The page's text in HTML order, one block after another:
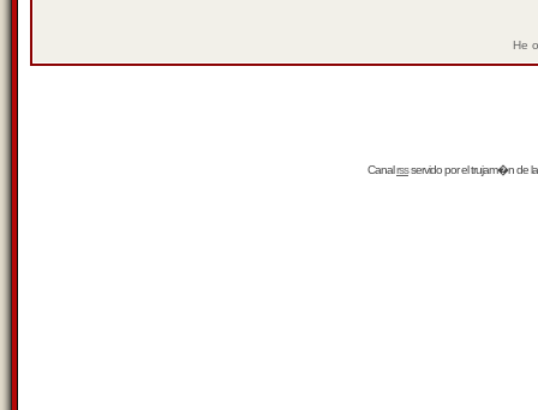
He
Canalrssservido por eltrujam�nde